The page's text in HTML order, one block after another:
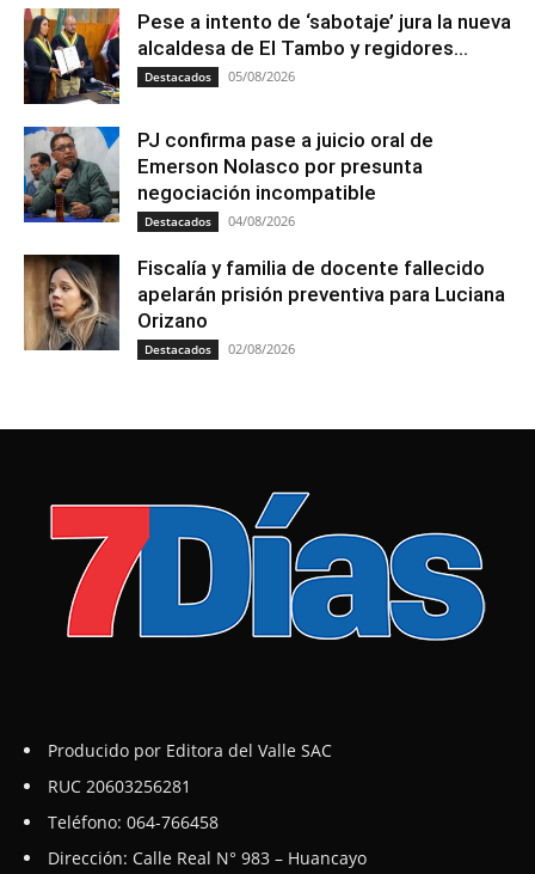
Pese a intento de ‘sabotaje’ jura la nueva
alcaldesa de El Tambo y regidores...
Destacados 05/08/2026
PJ confirma pase a juicio oral de
Emerson Nolasco por presunta
negociación incompatible
Destacados 04/08/2026
Fiscalía y familia de docente fallecido
apelarán prisión preventiva para Luciana
Orizano
Destacados 02/08/2026
Producido por Editora del Valle SAC
RUC 20603256281
Teléfono: 064-766458
Dirección: Calle Real N° 983 – Huancayo